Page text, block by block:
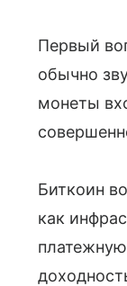
Первый
обычно
монеты
Биткоин
как